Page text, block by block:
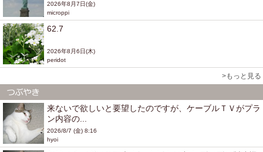
2026年8月7日(金)
microppi
62.7
2026年8月6日(木)
peridot
>もっと見る
来ないで欲しいと要望したのですが、ケーブルＴＶがプラ
ン内容の...
2026/8/7 (金) 8:16
hyoi